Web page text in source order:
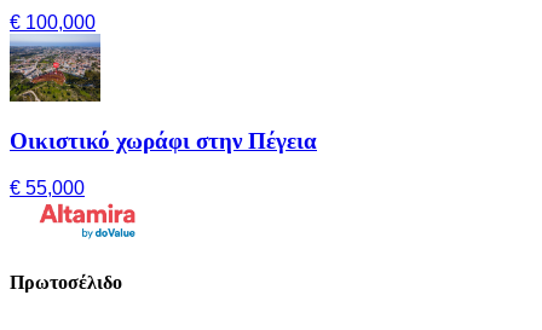
€ 100,000
Οικιστικό χωράφι στην Πέγεια
€ 55,000
Πρωτοσέλιδο